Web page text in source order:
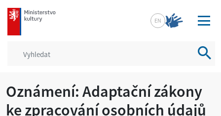
mkcr.cz
EN
Oznámení: Adaptační zákony
ke zpracování osobních údajů